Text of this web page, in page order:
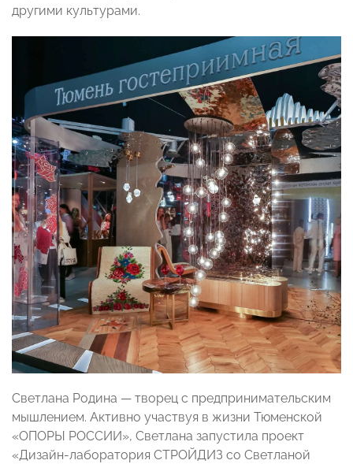
другими культурами.
Светлана Родина — творец с предпринимательским
мышлением. Активно участвуя в жизни Тюменской
«ОПОРЫ РОССИИ», Светлана запустила проект
«Дизайн-лаборатория СТРОЙДИЗ со Светланой